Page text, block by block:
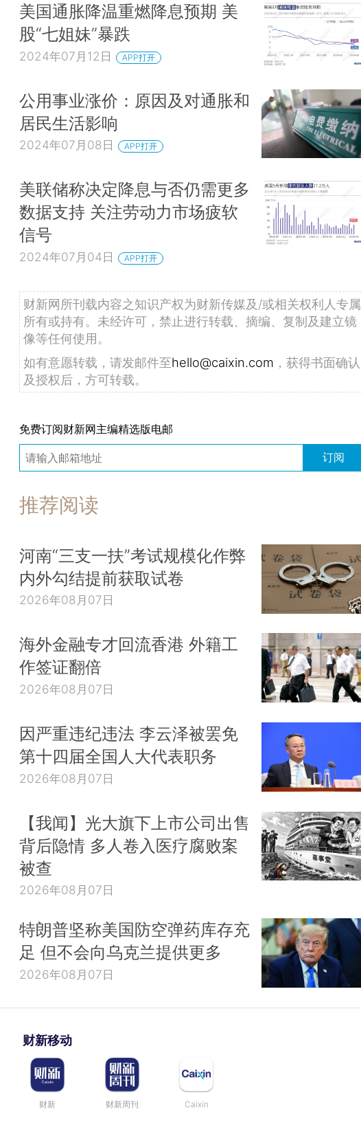
美国通胀降温重燃降息预期 美
股“七姐妹”暴跌
2024年07月12日 APP打开
公用事业涨价：原因及对通胀和
居民生活影响
2024年07月08日 APP打开
美联储称决定降息与否仍需更多
数据支持 关注劳动力市场疲软
信号
2024年07月04日 APP打开
财新网所刊载内容之知识产权为财新传媒及/或相关权利人专属
所有或持有。未经许可，禁止进行转载、摘编、复制及建立镜
像等任何使用。
如有意愿转载，请发邮件至hello@caixin.com ，获得书面确认
及授权后，方可转载。
免费订阅财新网主编精选版电邮
订阅
推荐阅读
河南“三支一扶”考试规模化作弊
内外勾结提前获取试卷
2026年08月07日
海外金融专才回流香港 外籍工
作签证翻倍
2026年08月07日
因严重违纪违法 李云泽被罢免
第十四届全国人大代表职务
2026年08月07日
【我闻】光大旗下上市公司出售
背后隐情 多人卷入医疗腐败案
被查
2026年08月07日
特朗普坚称美国防空弹药库存充
足 但不会向乌克兰提供更多
2026年08月07日
财新移动
财新 财新周刊 Caixin